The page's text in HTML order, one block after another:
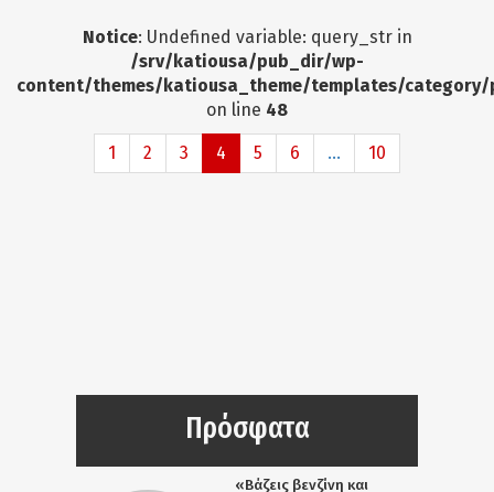
Notice: Undefined variable: query_str in
/srv/katiousa/pub_dir/wp-
content/themes/katiousa_theme/templates/
on line 48
1 2 3 4 5 6 ... 10
Πρόσφατα
«Βάζεις βενζίνη και